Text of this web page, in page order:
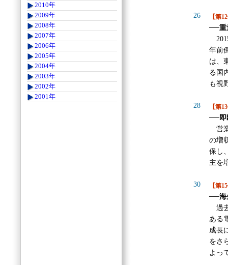
26 【第
──重
年前
は、
る国
も視
28 【第
──即
営
の増
保し
主を
30 【第
──海
過
ある
成長
をさ
よっ
2010年
2009年
2008年
2007年
2006年
2005年
2004年
2003年
2002年
2001年